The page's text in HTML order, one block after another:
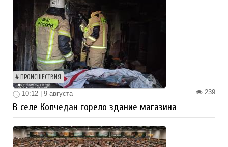
ПРОИСШЕСТВИЯ
239
10:12 | 9 августа
В селе Колчедан горело здание магазина